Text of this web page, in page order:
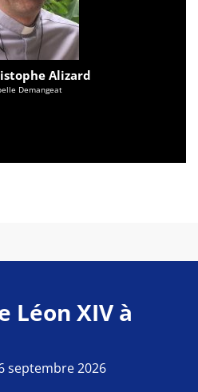
Alizard
Demangeat
Léon XIV à
septembre 2026